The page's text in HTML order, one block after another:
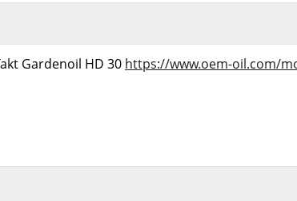
Gardenoil HD 30 https://www.oem-oil.com/